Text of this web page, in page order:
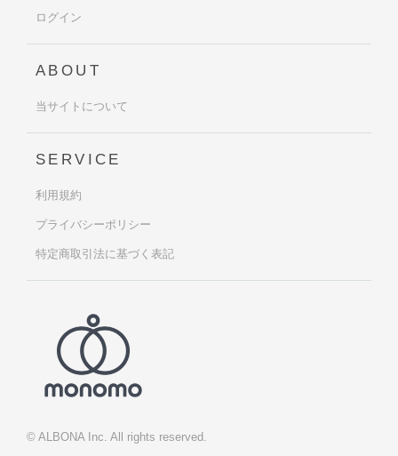
© ALBONA Inc. All rights reserved.
ログイン
ABOUT
当サイトについて
SERVICE
利用規約
プライバシーポリシー
特定商取引法に基づく表記